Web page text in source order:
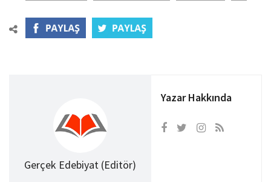
Gerçek Edebiyat (Editör)
Yazar Hakkında